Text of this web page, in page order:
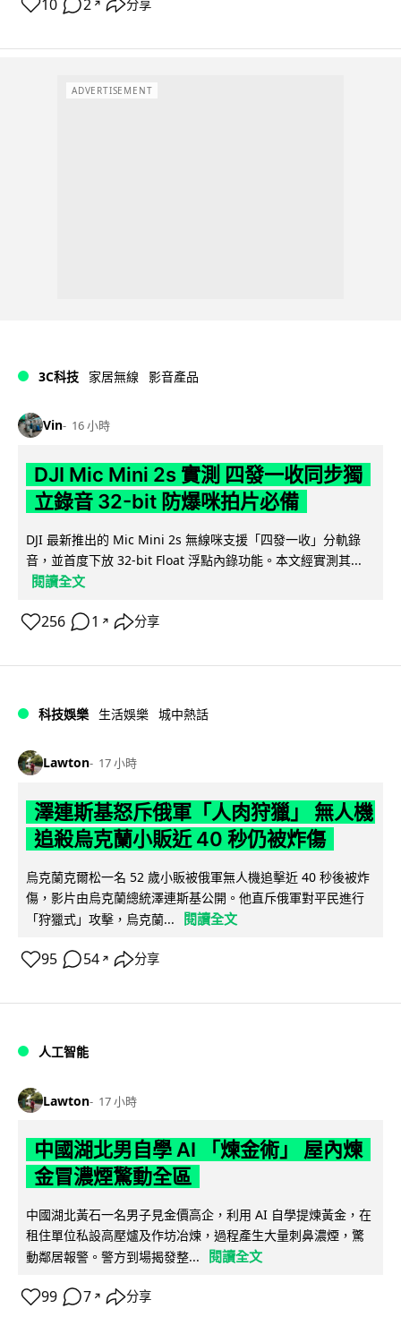
10 2 ↗ 分享
ADVERTISEMENT
3C科技 家居無線 影音產品
Vin 16 小時
DJI Mic Mini 2s 實測 四發一收同步獨
立錄音 32-bit 防爆咪拍片必備
DJI 最新推出的 Mic Mini 2s 無線咪支援「四發一收」分軌錄
音，並首度下放 32-bit Float 浮點內錄功能。本文經實測其...
閱讀全文
256 1 ↗ 分享
科技娛樂 生活娛樂 城中熱話
Lawton 17 小時
澤連斯基怒斥俄軍「人肉狩獵」 無人機
追殺烏克蘭小販近 40 秒仍被炸傷
烏克蘭克爾松一名 52 歲小販被俄軍無人機追擊近 40 秒後被炸
傷，影片由烏克蘭總統澤連斯基公開。他直斥俄軍對平民進行
「狩獵式」攻擊，烏克蘭...
閱讀全文
95 54 ↗ 分享
人工智能
Lawton 17 小時
中國湖北男自學 AI 「煉金術」 屋內煉
金冒濃煙驚動全區
中國湖北黃石一名男子見金價高企，利用 AI 自學提煉黃金，在
租住單位私設高壓爐及作坊冶煉，過程產生大量刺鼻濃煙，驚
動鄰居報警。警方到場揭發整...
閱讀全文
99 7 ↗ 分享